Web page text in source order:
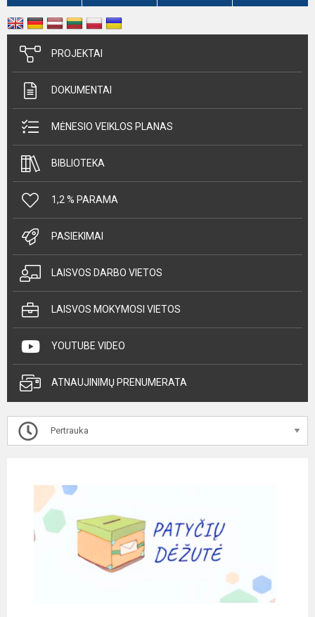
PROJEKTAI
DOKUMENTAI
MĖNESIO VEIKLOS PLANAS
BIBLIOTEKA
1,2 % PARAMA
PASIEKIMAI
LAISVOS DARBO VIETOS
LAISVOS MOKYMOSI VIETOS
YOUTUBE VIDEO
ATNAUJINIMŲ PRENUMERATA
Pertrauka